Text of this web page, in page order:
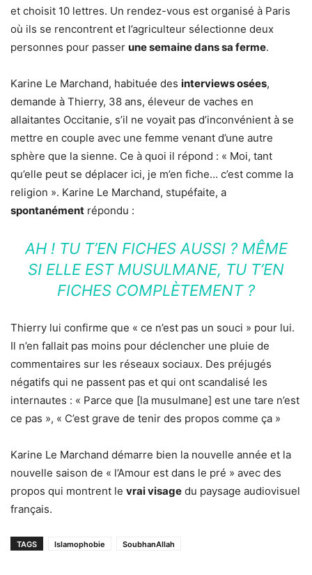
et choisit 10 lettres. Un rendez-vous est organisé à Paris
où ils se rencontrent et l’agriculteur sélectionne deux
personnes pour passer une semaine dans sa ferme.
Karine Le Marchand, habituée des interviews osées,
demande à Thierry, 38 ans, éleveur de vaches en
allaitantes Occitanie, s’il ne voyait pas d’inconvénient à se
mettre en couple avec une femme venant d’une autre
sphère que la sienne. Ce à quoi il répond : « Moi, tant
qu’elle peut se déplacer ici, je m’en fiche… c’est comme la
religion ». Karine Le Marchand, stupéfaite, a
spontanément répondu :
AH ! TU T’EN FICHES AUSSI ? MÊME
SI ELLE EST MUSULMANE, TU T’EN
FICHES COMPLÈTEMENT ?
Thierry lui confirme que « ce n’est pas un souci » pour lui.
Il n’en fallait pas moins pour déclencher une pluie de
commentaires sur les réseaux sociaux. Des préjugés
négatifs qui ne passent pas et qui ont scandalisé les
internautes : « Parce que [la musulmane] est une tare n’est
ce pas », « C’est grave de tenir des propos comme ça »
Karine Le Marchand démarre bien la nouvelle année et la
nouvelle saison de « l’Amour est dans le pré » avec des
propos qui montrent le vrai visage du paysage audiovisuel
français.
TAGS Islamophobie SoubhanAllah